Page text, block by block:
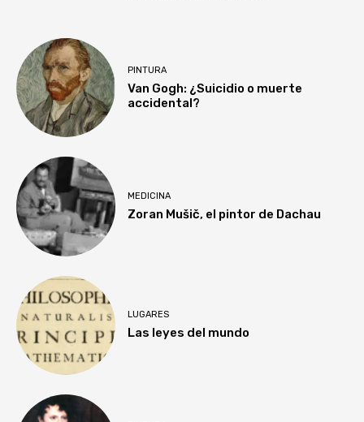
PINTURA
Van Gogh: ¿Suicidio o muerte
accidental?
MEDICINA
Zoran Mušič, el pintor de Dachau
LUGARES
Las leyes del mundo